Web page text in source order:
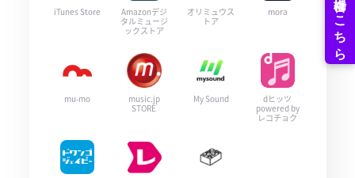
iTunes Store
Amazonデジ
タルミュージ
ックストア
オリミュウス
トア
mora
mu-mo
music.jp
STORE
My Sound
dヒッツ
powered by
レコチョク